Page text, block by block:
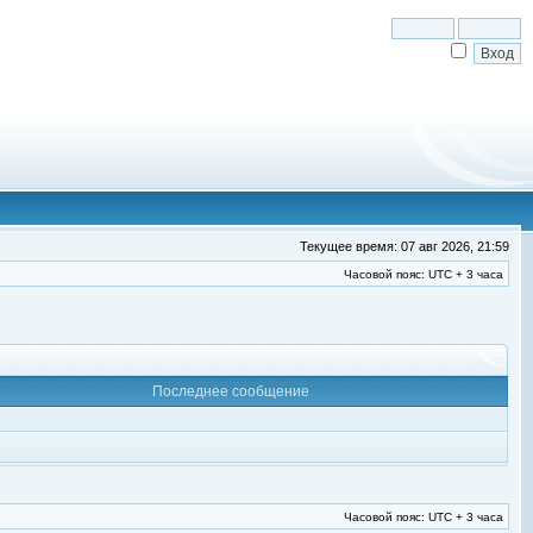
Текущее время: 07 авг 2026, 21:59
Часовой пояс: UTC + 3 часа
Последнее сообщение
Часовой пояс: UTC + 3 часа